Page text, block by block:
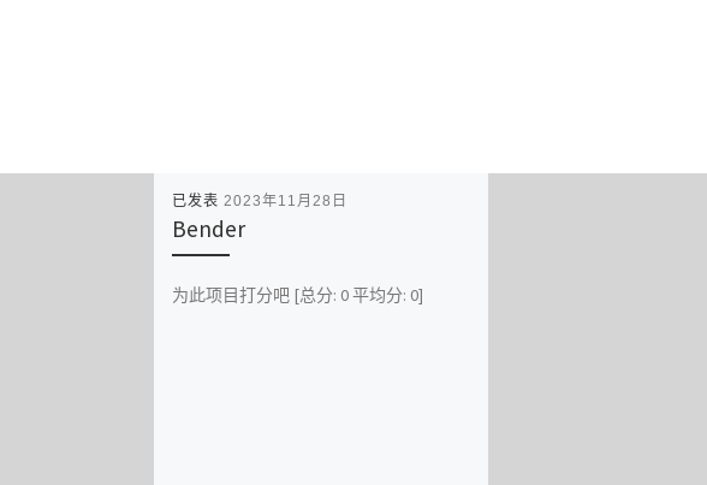
已发表 2023年11月28日
Bender
为此项目打分吧 [总分: 0 平均分: 0]